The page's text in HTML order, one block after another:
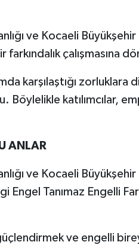
ve Kocaeli
çalışmasına
karşılaştığı zorluklara
Böylelikle katılımcılar,
ANLAR
ve Kocaeli
Engel Tanımaz Engelli
ve engelli